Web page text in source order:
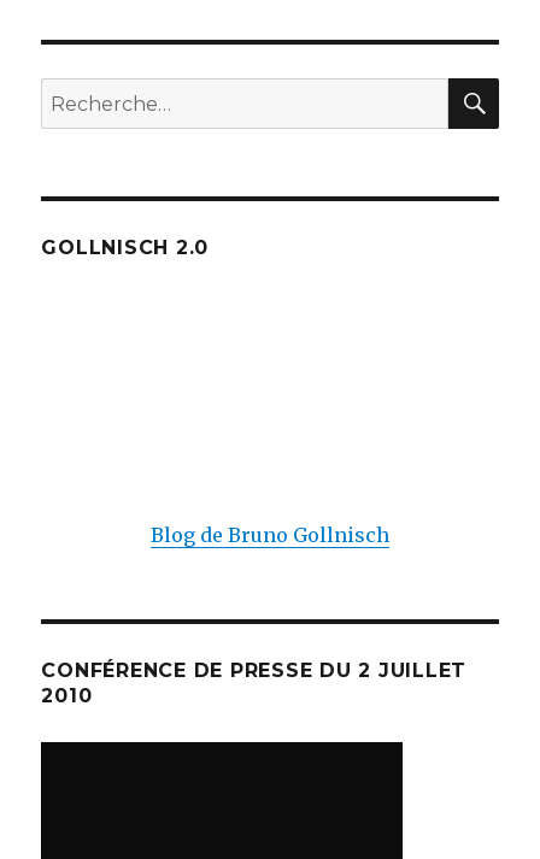
Recherche
pour :
GOLLNISCH 2.0
Blog de Bruno Gollnisch
CONFÉRENCE DE PRESSE DU 2 JUILLET
2010